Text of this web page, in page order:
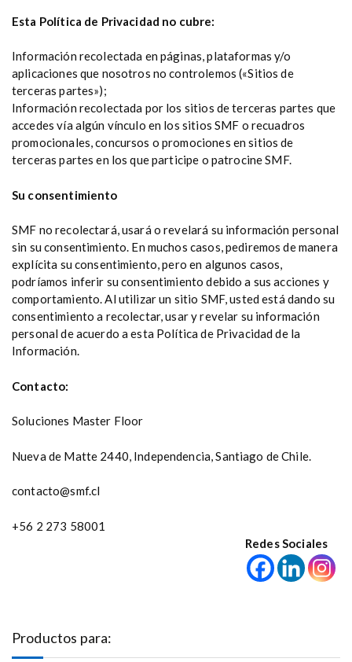
Esta Política de Privacidad no cubre:
Información recolectada en páginas, plataformas y/o
aplicaciones que nosotros no controlemos («Sitios de
terceras partes»);
Información recolectada por los sitios de terceras partes que
accedes vía algún vínculo en los sitios SMF o recuadros
promocionales, concursos o promociones en sitios de
terceras partes en los que participe o patrocine SMF.
Su consentimiento
SMF no recolectará, usará o revelará su información personal
sin su consentimiento. En muchos casos, pediremos de manera
explícita su consentimiento, pero en algunos casos,
podríamos inferir su consentimiento debido a sus acciones y
comportamiento. Al utilizar un sitio SMF, usted está dando su
consentimiento a recolectar, usar y revelar su información
personal de acuerdo a esta Política de Privacidad de la
Información.
Contacto:
Soluciones Master Floor
Nueva de Matte 2440, Independencia, Santiago de Chile.
contacto@smf.cl
+56 2 273 58001
Redes Sociales
Productos para: